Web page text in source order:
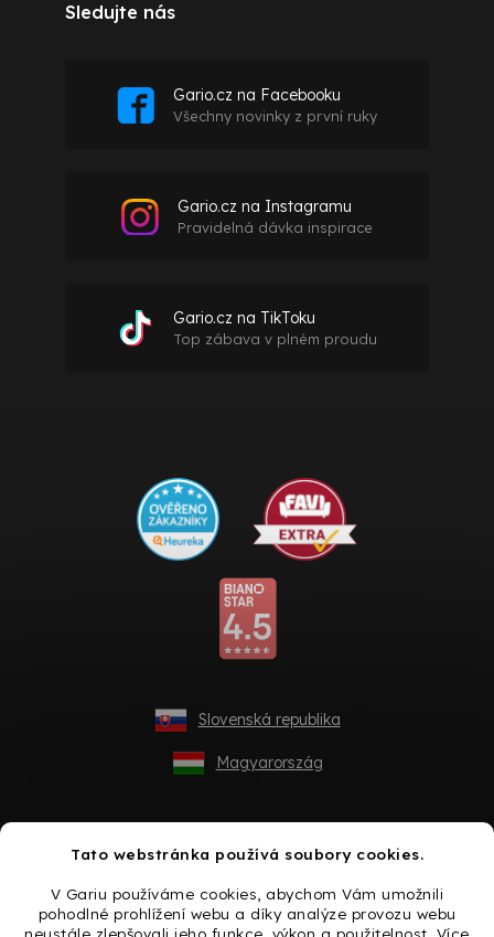
Tato webstránka používá soubory cookies.
V Gariu používáme cookies, abychom Vám umožnili
pohodlné prohlížení webu a díky analýze provozu webu
neustále zlepšovali jeho funkce, výkon a použitelnost. Více
Sledujte nás
Gario.cz na Facebooku
Všechny novinky z první ruky
Gario.cz na Instagramu
Pravidelná dávka inspirace
Gario.cz na TikToku
Top zábava v plném proudu
Slovenská republika
Magyarország